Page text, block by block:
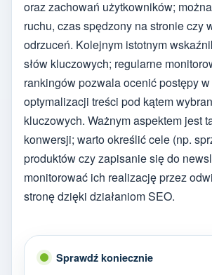
oraz zachowań użytkowników;
ruchu, czas spędzony na stronie czy
odrzuceń. Kolejnym istotnym
słów kluczowych; regularne
rankingów pozwala ocenić postępy
optymalizacji treści pod kątem
kluczowych. Ważnym aspektem jest
konwersji; warto określić cele (np.
produktów czy zapisanie się do
monitorować ich realizację przez
stronę dzięki działaniom SEO.
Sprawdź koniecznie